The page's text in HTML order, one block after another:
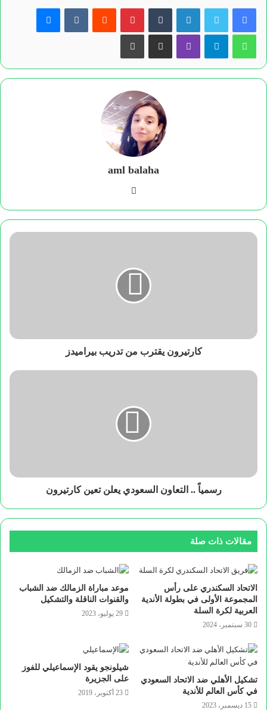
لينكدإن بينتيريست ماسنجر
واتساب تيلقرام ڤايبر مشاركة عبر البريد طباعة
aml balaha
كارتيرون يقترب من تدريب بيراميدز
رسمياً .. التعاون السعودي يعلن تعين كارتيرون
مقالات ذات صلة
الاتحاد السكندري على رأس
المجموعة الأولى في بطولة الأندية
العربية لكرة السلة
30 سبتمبر، 2024
موعد مباراة الزمالك ضد الشباب
والقنوات الناقلة والتشكيل
29 يوليو، 2023
تشكيل الأهلي ضد الاتحاد السعودي
في كأس العالم للأندية
15 ديسمبر، 2023
شيلونجو يقود الإسماعيلي للفوز
على الجزيرة
23 أكتوبر، 2019